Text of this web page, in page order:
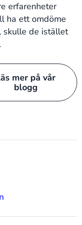
erfarenheter
ha ett omdöme
skulle de istället
mer på vår
blogg